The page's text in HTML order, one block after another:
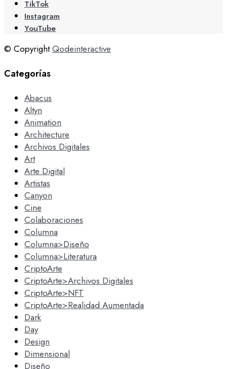
TikTok
Instagram
YouTube
© CopyrightQodeinteractive
Categorías
Abacus
Altyn
Animation
Architecture
Archivos Digitales
Art
Arte Digital
Artistas
Canyon
Cine
Colaboraciones
Columna
Columna>Diseño
Columna>Literatura
CriptoArte
CriptoArte>Archivos Digitales
CriptoArte>NFT
CriptoArte>Realidad Aumentada
Dark
Day
Design
Dimensional
Diseño